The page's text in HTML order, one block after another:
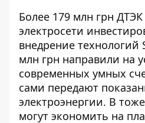
Более 179 млн грн
электросети
внедрение технологий
млн грн направили на
современных умных
сами передают
электроэнергии. В
могут экономить на